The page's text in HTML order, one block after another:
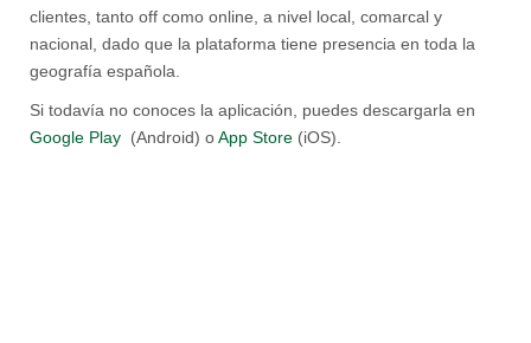
clientes, tanto off como online, a nivel local, comarcal y
nacional, dado que la plataforma tiene presencia en toda la
geografía española.
Si todavía no conoces la aplicación, puedes descargarla en
Google Play (Android) oApp Store (iOS).